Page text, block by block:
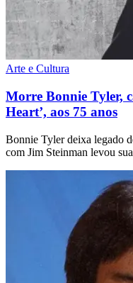
Arte e Cultura
Morre Bonnie Tyler,
Heart’, aos 75 anos
Bonnie Tyler deixa legado
com Jim Steinman levou